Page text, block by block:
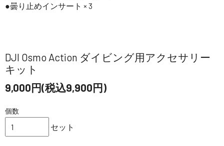
●曇り止めインサート × 3
DJI Osmo Action ダイビング用アクセサリー
キット
9,000円(税込9,900円)
個数
セット